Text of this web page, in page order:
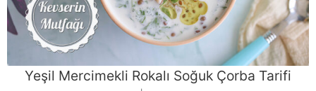
Yeşil Mercimekli Rokalı Soğuk Çorba Tarifi